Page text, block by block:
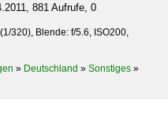
881 Aufrufe, 0
320), Blende: f/5.6, ISO200,
» Deutschland » Sonstiges »